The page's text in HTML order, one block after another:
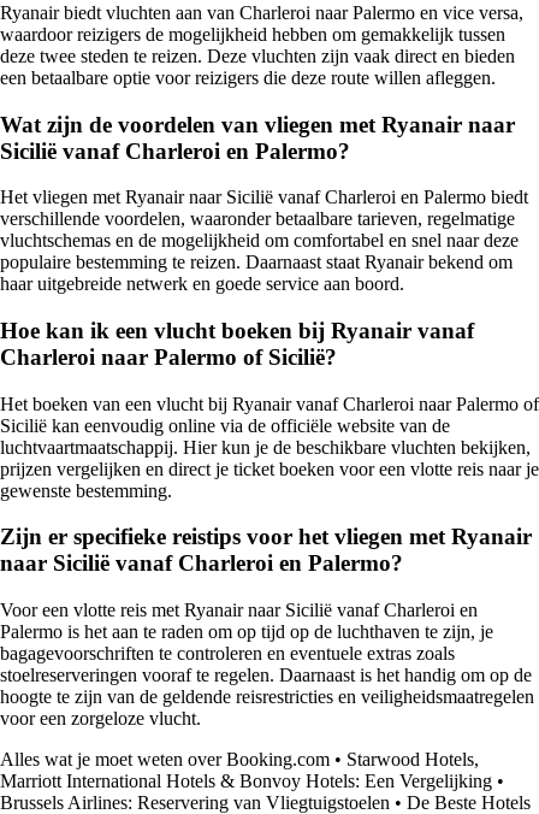
Ryanair biedt vluchten aan van Charleroi naar Palermo en vice versa,
waardoor reizigers de mogelijkheid hebben om gemakkelijk tussen
deze twee steden te reizen. Deze vluchten zijn vaak direct en bieden
een betaalbare optie voor reizigers die deze route willen afleggen.
Wat zijn de voordelen van vliegen met Ryanair naar
Sicilië vanaf Charleroi en Palermo?
Het vliegen met Ryanair naar Sicilië vanaf Charleroi en Palermo biedt
verschillende voordelen, waaronder betaalbare tarieven, regelmatige
vluchtschemas en de mogelijkheid om comfortabel en snel naar deze
populaire bestemming te reizen. Daarnaast staat Ryanair bekend om
haar uitgebreide netwerk en goede service aan boord.
Hoe kan ik een vlucht boeken bij Ryanair vanaf
Charleroi naar Palermo of Sicilië?
Het boeken van een vlucht bij Ryanair vanaf Charleroi naar Palermo of
Sicilië kan eenvoudig online via de officiële website van de
luchtvaartmaatschappij. Hier kun je de beschikbare vluchten bekijken,
prijzen vergelijken en direct je ticket boeken voor een vlotte reis naar je
gewenste bestemming.
Zijn er specifieke reistips voor het vliegen met Ryanair
naar Sicilië vanaf Charleroi en Palermo?
Voor een vlotte reis met Ryanair naar Sicilië vanaf Charleroi en
Palermo is het aan te raden om op tijd op de luchthaven te zijn, je
bagagevoorschriften te controleren en eventuele extras zoals
stoelreserveringen vooraf te regelen. Daarnaast is het handig om op de
hoogte te zijn van de geldende reisrestricties en veiligheidsmaatregelen
voor een zorgeloze vlucht.
Alles wat je moet weten over Booking.com • Starwood Hotels,
Marriott International Hotels & Bonvoy Hotels: Een Vergelijking •
Brussels Airlines: Reservering van Vliegtuigstoelen • De Beste Hotels